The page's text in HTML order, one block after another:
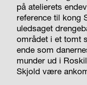
på atelierets
reference til kong
uledsaget
området i et tomt
ende som
munder ud i
Skjold være